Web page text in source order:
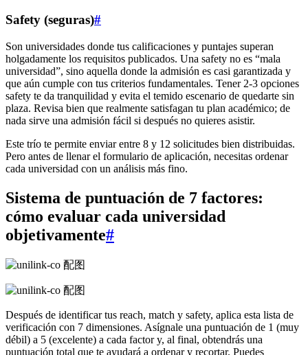
Safety (seguras)#
Son universidades donde tus calificaciones y puntajes superan
holgadamente los requisitos publicados. Una safety no es “mala
universidad”, sino aquella donde la admisión es casi garantizada y
que aún cumple con tus criterios fundamentales. Tener 2-3 opciones
safety te da tranquilidad y evita el temido escenario de quedarte sin
plaza. Revisa bien que realmente satisfagan tu plan académico; de
nada sirve una admisión fácil si después no quieres asistir.
Este trío te permite enviar entre 8 y 12 solicitudes bien distribuidas.
Pero antes de llenar el formulario de aplicación, necesitas ordenar
cada universidad con un análisis más fino.
Sistema de puntuación de 7 factores:
cómo evaluar cada universidad
objetivamente#
Después de identificar tus reach, match y safety, aplica esta lista de
verificación con 7 dimensiones. Asígnale una puntuación de 1 (muy
débil) a 5 (excelente) a cada factor y, al final, obtendrás una
puntuación total que te ayudará a ordenar y recortar. Puedes